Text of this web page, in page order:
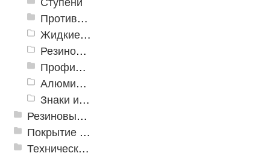
Противоскользящие ленты
Жидкие противоскользящие средства
Резиновый профиль с алюминиевой вставкой «NoSlip»
Профили закладные
Алюминиевый профиль для ленты
Знаки из полистирола для разметки пола
Резиновые и ПВХ дорожки
Покрытие из резиновой крошки
Техническая резина